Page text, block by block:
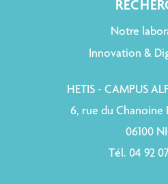
Notre
Innovation &
HETIS - CAMPUS
6, rue du Chanoine
06100
Tél. 04 92